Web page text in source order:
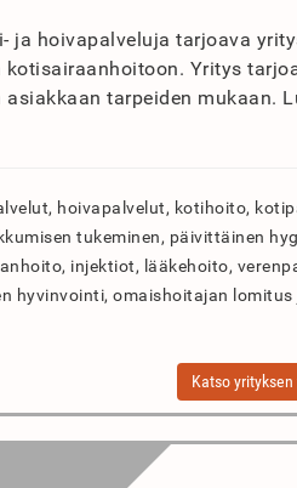
ja hoivapalveluja tarjoava
Yritys
tarpeiden mukaan.
hoivapalvelut, kotihoito,
tukeminen, päivittäinen
injektiot, lääkehoito,
hyvinvointi, omaishoitajan lomitus
Katso